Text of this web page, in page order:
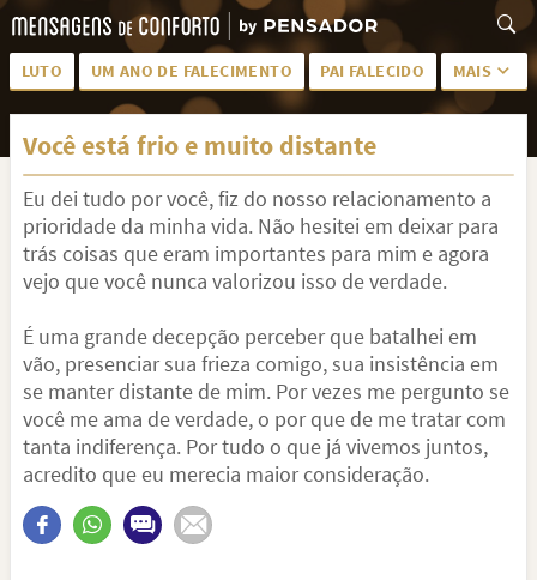
LUTO UM ANO DE FALECIMENTO PAI FALECIDO MAIS
LUTO PARA AMIGA PALAVRAS
PÊSAMES PARA AMIGA DESCANSE EM PAZ
MEUS SENTIMENTOS PÊSAMES PARA AMIGO
FRASES DE LUTO PARA AMIGO FIM DE NAMORO
TODAS AS CATEGORIAS
Você está frio e muito distante
Eu dei tudo por você, fiz do nosso relacionamento a
prioridade da minha vida. Não hesitei em deixar para
trás coisas que eram importantes para mim e agora
vejo que você nunca valorizou isso de verdade.
É uma grande decepção perceber que batalhei em
vão, presenciar sua frieza comigo, sua insistência em
se manter distante de mim. Por vezes me pergunto se
você me ama de verdade, o por que de me tratar com
tanta indiferença. Por tudo o que já vivemos juntos,
acredito que eu merecia maior consideração.